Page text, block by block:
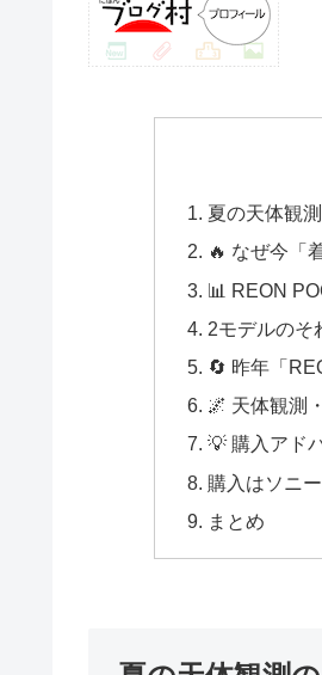
夏の天体観
🔥 なぜ今「
📊 REON
2モデルのそ
🔄 昨年「
🌌 天体観測
💡 購入アド
購入はソニ
まとめ